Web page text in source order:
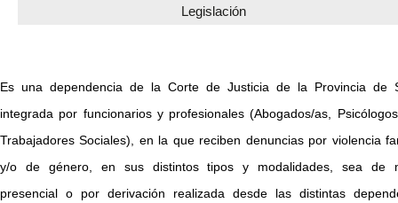
Legislación
Es una dependencia de la Corte de Justicia de la Provincia de
integrada por funcionarios y profesionales (Abogados/as,
Trabajadores Sociales), en la que reciben denuncias por violencia
y/o de género, en sus distintos tipos y modalidades, sea de
presencial o por derivación realizada desde las distintas